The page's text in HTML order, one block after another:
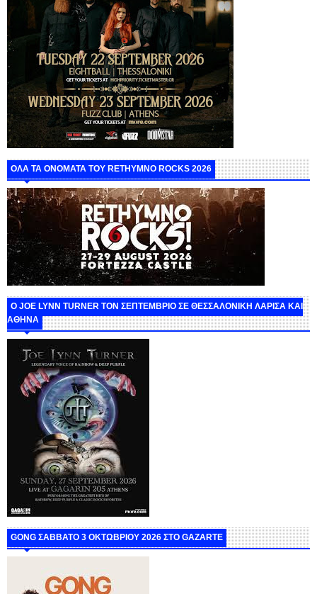
ΟΛΑ ΤΑ ΟΝΟΜΑΤΑ ΤΟΥ RETHYMNO ROCKS 2026
O JOE LYNN TURNER ΤΟΝ ΣΕΠΤΕΜΒΡΙΟ ΣΕ ΘΕΣΣΑΛΟΝΙΚΗ ΛΑΡΙΣΑ ΚΑΙ
ΑΘΗΝΑ
GONG ΣΑΒΒΑΤΟ 3 ΟΚΤΩΒΡΙΟΥ 2026 ΣΤΟ GAZARTE